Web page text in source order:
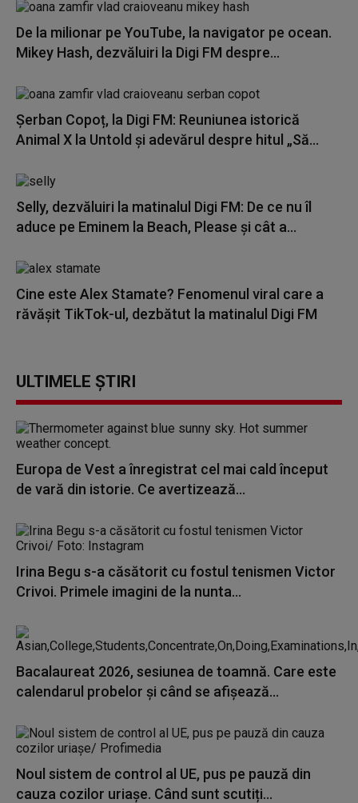
De la milionar pe YouTube, la navigator pe ocean.
Mikey Hash, dezvăluiri la Digi FM despre...
Șerban Copoț, la Digi FM: Reuniunea istorică
Animal X la Untold și adevărul despre hitul „Să...
Selly, dezvăluiri la matinalul Digi FM: De ce nu îl
aduce pe Eminem la Beach, Please și cât a...
Cine este Alex Stamate? Fenomenul viral care a
răvășit TikTok-ul, dezbătut la matinalul Digi FM
ULTIMELE ȘTIRI
Europa de Vest a înregistrat cel mai cald început
de vară din istorie. Ce avertizează...
Irina Begu s-a căsătorit cu fostul tenismen Victor
Crivoi. Primele imagini de la nunta...
Bacalaureat 2026, sesiunea de toamnă. Care este
calendarul probelor și când se afișează...
Noul sistem de control al UE, pus pe pauză din
cauza cozilor uriașe. Când sunt scutiți...